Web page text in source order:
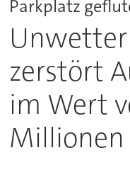
Parkplatz
zerstört
im Wert
Millionen